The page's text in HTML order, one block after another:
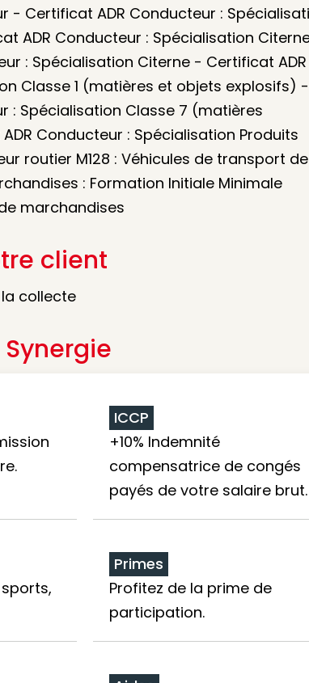
- Certificat ADR Conducteur :
ADR Conducteur : Spécialisation
: Spécialisation Citerne - Certificat ADR
Classe 1 (matières et objets explosifs) -
: Spécialisation Classe 7 (matières
Conducteur : Spécialisation Produits
routier M128 : Véhicules de transport de
: Formation Initiale Minimale
marchandises
client
collecte
ICCP
+10% Indemnité
compensatrice de congés
payés de votre salaire brut.
Primes
Profitez de la prime de
participation.